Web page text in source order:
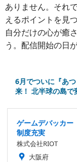
ありません。それ
えるポイントを見
自分だけの心が癒
う。配信開始の日
6月でついに『あ
来！ 北半球の島で
ゲームデバッカー
制度充実
株式会社RIOT
大阪府